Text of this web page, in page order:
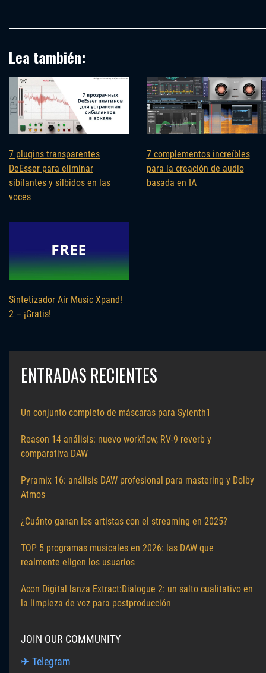
Lea también:
7 plugins transparentes
DeEsser para eliminar
sibilantes y silbidos en las
voces
7 complementos increíbles
para la creación de audio
basada en IA
Sintetizador Air Music Xpand!
2 – ¡Gratis!
ENTRADAS RECIENTES
Un conjunto completo de máscaras para Sylenth1
Reason 14 análisis: nuevo workflow, RV-9 reverb y
comparativa DAW
Pyramix 16: análisis DAW profesional para mastering y Dolby
Atmos
¿Cuánto ganan los artistas con el streaming en 2025?
TOP 5 programas musicales en 2026: las DAW que
realmente eligen los usuarios
Acon Digital lanza Extract:Dialogue 2: un salto cualitativo en
la limpieza de voz para postproducción
JOIN OUR COMMUNITY
✈ Telegram